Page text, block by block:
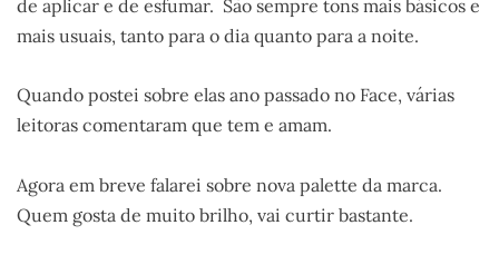
de aplicar e de esfumar. São sempre tons mais básicos e
mais usuais, tanto para o dia quanto para a noite.
Quando postei sobre elas ano passado no Face, várias
leitoras comentaram que tem e amam.
Agora em breve falarei sobre nova palette da marca.
Quem gosta de muito brilho, vai curtir bastante.